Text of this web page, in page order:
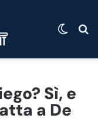
Sì, e
a De